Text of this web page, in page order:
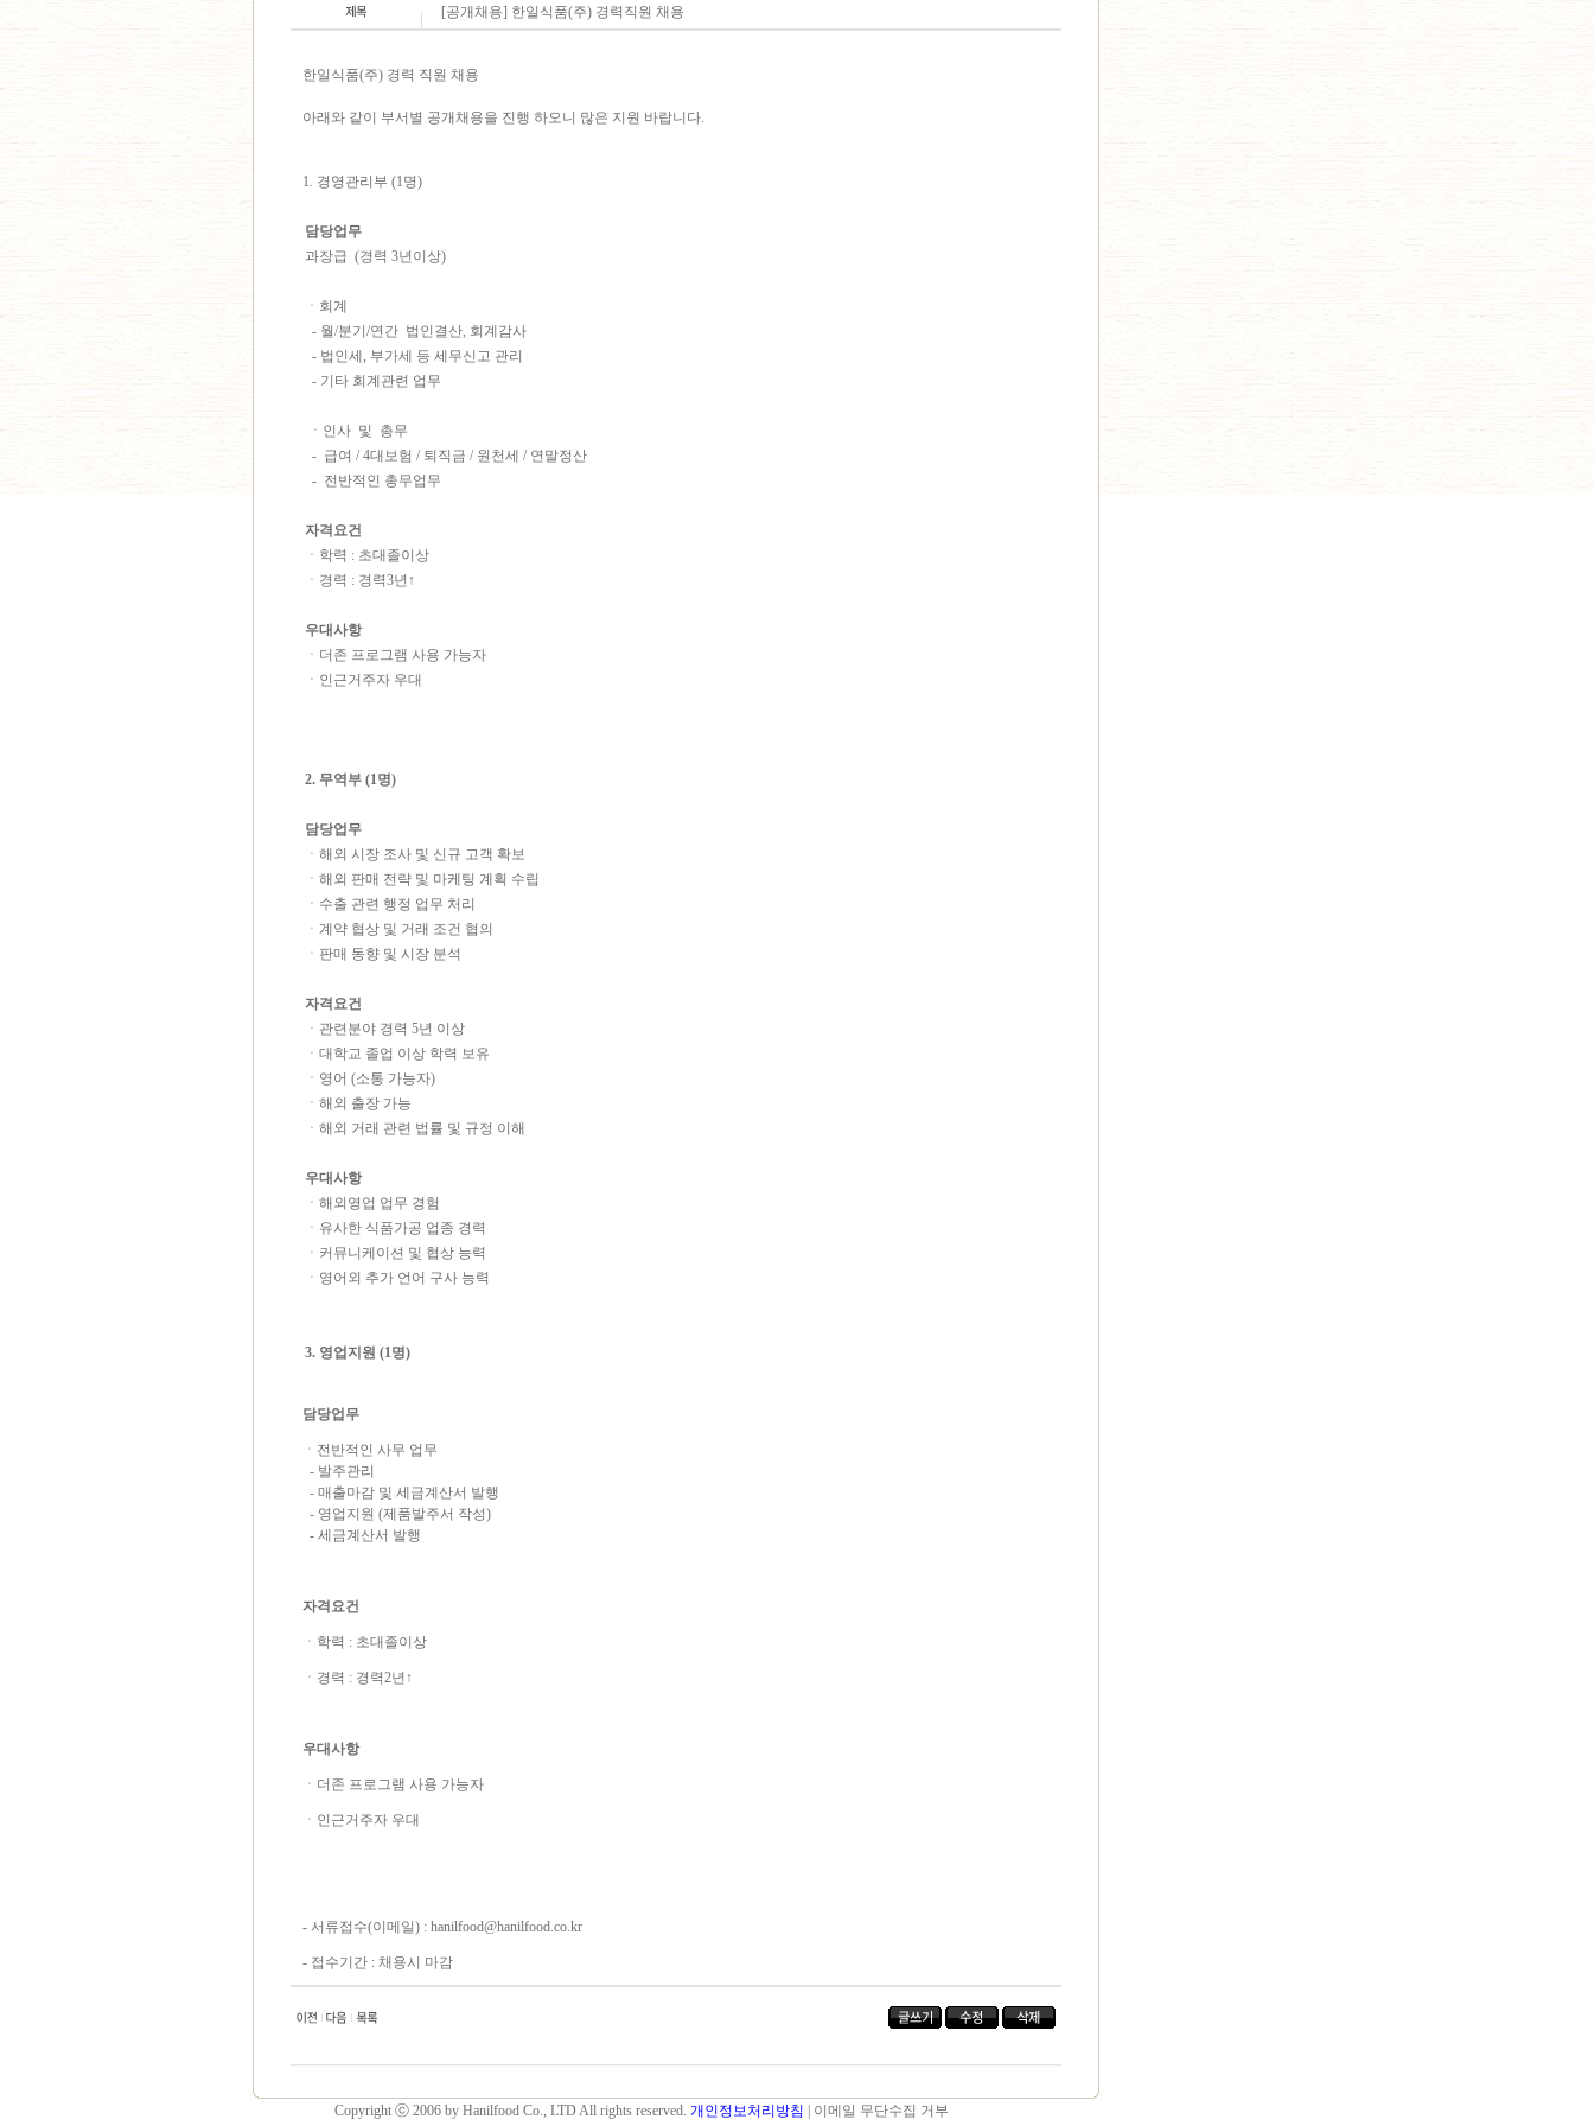
[공개채용] 한일식품(주) 경력직원 채용
한일식품(주) 경력 직원 채용
아래와 같이 부서별 공개채용을 진행 하오니 많은 지원 바랍니다.
1. 경영관리부 (1명)
담당업무
과장급 (경력 3년이상)
ㆍ회계
- 월/분기/연간 법인결산, 회계감사
- 법인세, 부가세 등 세무신고 관리
- 기타 회계관련 업무
ㆍ인사 및 총무
- 급여 / 4대보험 / 퇴직금 / 원천세 / 연말정산
- 전반적인 총무업무
자격요건
ㆍ학력 : 초대졸이상
ㆍ경력 : 경력3년↑
우대사항
ㆍ더존 프로그램 사용 가능자
ㆍ인근거주자 우대
2. 무역부 (1명)
담당업무
ㆍ해외 시장 조사 및 신규 고객 확보
ㆍ해외 판매 전략 및 마케팅 계획 수립
ㆍ수출 관련 행정 업무 처리
ㆍ계약 협상 및 거래 조건 협의
ㆍ판매 동향 및 시장 분석
자격요건
ㆍ관련분야 경력 5년 이상
ㆍ대학교 졸업 이상 학력 보유
ㆍ 영어 (소통 가능자)
ㆍ해외 출장 가능
ㆍ해외 거래 관련 법률 및 규정 이해
우대사항
ㆍ해외영업 업무 경험
ㆍ유사한 식품가공 업종 경력
ㆍ커뮤니케이션 및 협상 능력
ㆍ영어외 추가 언어 구사 능력
3. 영업지원 (1명)
담당업무
ㆍ전반적인 사무 업무
- 발주관리
- 매출마감 및 세금계산서 발행
- 영업지원 (제품발주서 작성)
- 세금계산서 발행
자격요건
ㆍ학력 : 초대졸이상
ㆍ경력 : 경력2년↑
우대사항
ㆍ더존 프로그램 사용 가능자
ㆍ인근거주자 우대
- 서류접수(이메일) : hanilfood@hanilfood.co.kr
- 접수기간 : 채용시 마감
Copyright ⓒ 2006 by Hanilfood Co., LTD All rights reserved. 개인정보처리방침
| 이메일 무단수집 거부